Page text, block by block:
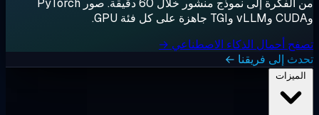
من الفكرة إلى نموذج منشور خلال 60 دقيقة. صور PyTorch
أحمال الذكاء الاصطناعي →
إلى فريقنا ←